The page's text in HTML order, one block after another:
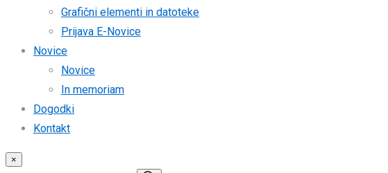
Grafični elementi in datoteke
Prijava E-Novice
Novice
Novice
In memoriam
Dogodki
Kontakt
×